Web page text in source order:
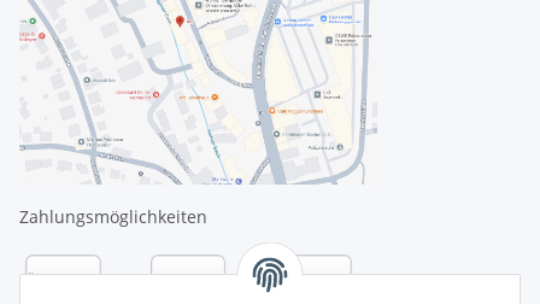
Zahlungsmöglichkeiten